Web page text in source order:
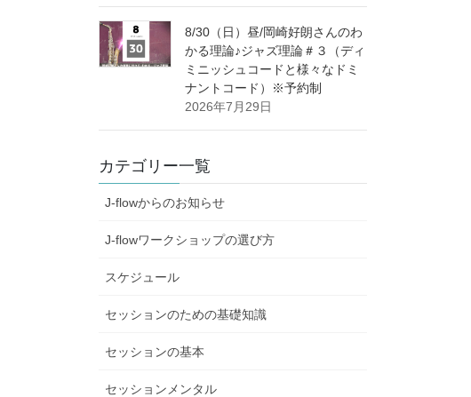
8/30（日）昼/岡崎好朗さんのわ
かる理論♪ジャズ理論＃３（ディ
ミニッシュコードと様々なドミ
ナントコード）※予約制
2026年7月29日
カテゴリー一覧
J-flowからのお知らせ
J-flowワークショップの選び方
スケジュール
セッションのための基礎知識
セッションの基本
セッションメンタル